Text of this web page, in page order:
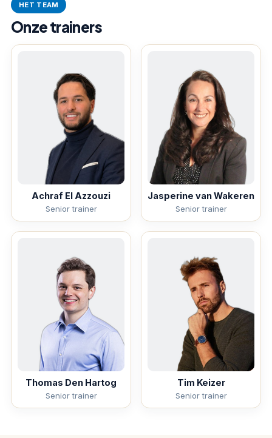
HET TEAM
Onze trainers
Achraf El Azzouzi
Senior trainer
Jasperine van Wakeren
Senior trainer
Thomas Den Hartog
Senior trainer
Tim Keizer
Senior trainer